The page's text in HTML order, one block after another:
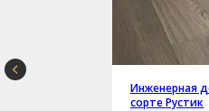
Инженерная
сорте Рустик